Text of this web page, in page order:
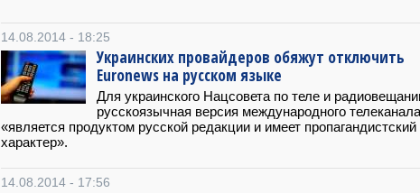
14.08.2014 - 18:25
Украинских провайдеров обяжут отключить
Euronews на русском языке
Для украинского Нацсовета по теле и
русскоязычная версия международного телеканала
«является продуктом русской редакции и имеет пропагандистский
характер».
14.08.2014 - 17:56